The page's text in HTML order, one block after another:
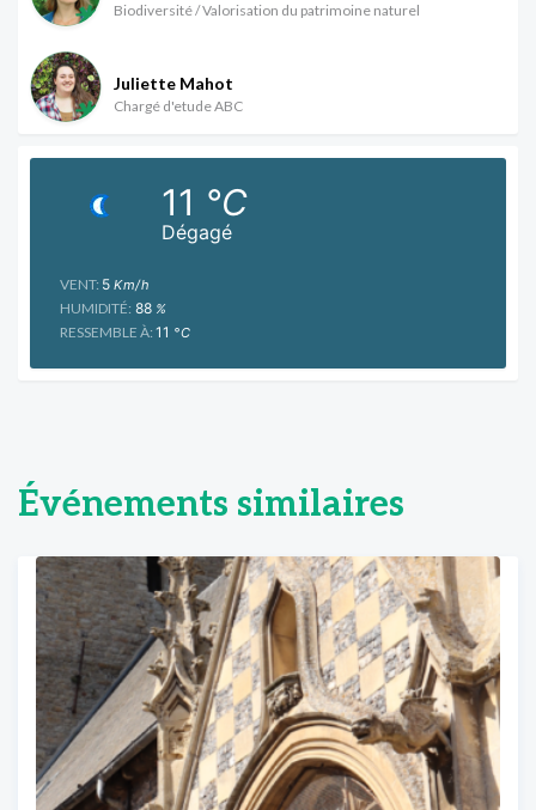
Biodiversité / Valorisation du patrimoine naturel
Juliette Mahot
Chargé d'etude ABC
Dégagé
11 °C
VENT: 5 Km/h
HUMIDITÉ: 88 %
RESSEMBLE À: 11 °C
Événements similaires